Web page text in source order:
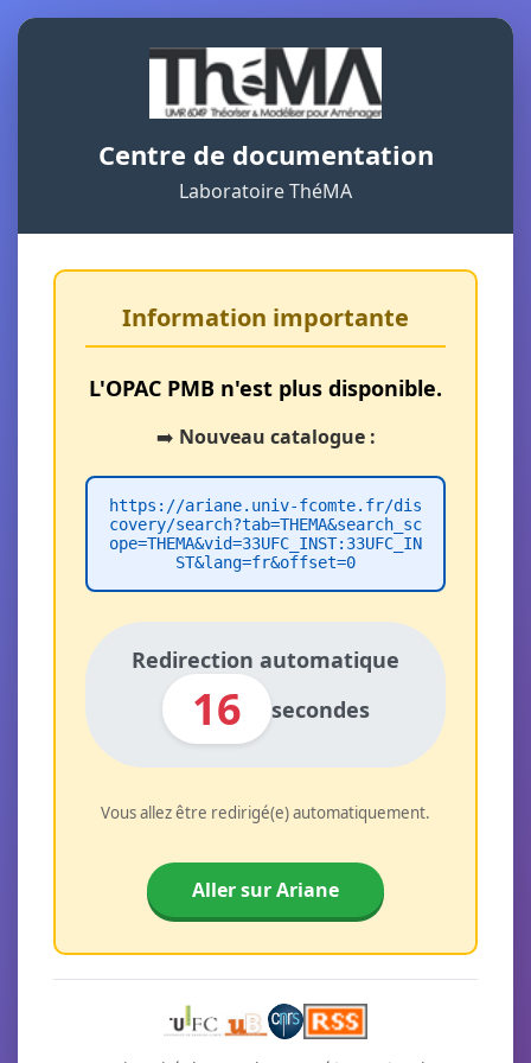
Centre de documentation
Laboratoire ThéMA
Information importante
L'OPAC PMB n'est plus disponible.
➡️ Nouveau catalogue :
https://ariane.univ-fcomte.fr/dis
covery/search?tab=THEMA&search_sc
ope=THEMA&vid=33UFC_INST:33UFC_IN
ST&lang=fr&offset=0
Redirection automatique
16 secondes
Vous allez être redirigé(e) automatiquement.
Aller sur Ariane